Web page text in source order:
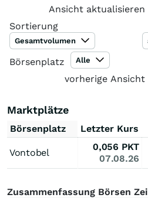
Ansicht aktualisieren
Sortierung
Gesamtvolumen
Börsenplatz Alle
vorherige Ansicht
Marktplätze
Börsenplatz Letzter Kurs
Vontobel
0,056 PKT
07.08.26
Zusammenfassung Börsen